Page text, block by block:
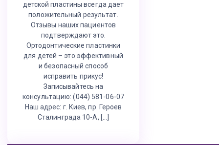
детской пластины всегда дает
положительный результат.
Отзывы наших пациентов
подтверждают это.
Ортодонтические пластинки
для детей – это эффективный
и безопасный способ
исправить прикус!
Записывайтесь на
консультацию: (044) 581-06-07
Наш адрес: г. Киев, пр. Героев
Сталинграда 10-А, […]